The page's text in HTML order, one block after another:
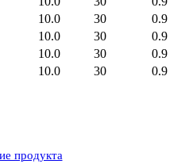
10.0 30
0.9
10.0 30
0.9
10.0 30
0.9
10.0 30 0.9
продукта